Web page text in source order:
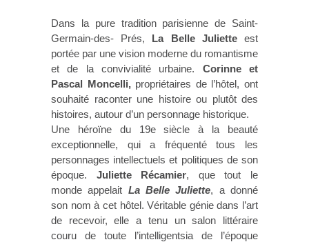
Dans la pure tradition parisienne de Saint-
Germain-des- Prés, La Belle Julietteest
portée par une vision moderne du romantisme
et de la convivialité urbaine. Corinne et
Pascal Moncelli,propriétaires de l’hôtel, ont
souhaité raconter une histoire ou plutôt des
histoires, autour d’un personnage historique.
Une héroïne du 19e siècle à la beauté
exceptionnelle, qui a fréquenté tous les
personnages intellectuels et politiques de son
époque. Juliette Récamier, que tout le
monde appelait La Belle Juliette, a donné
son nom à cet hôtel. Véritable génie dans l’art
de recevoir, elle a tenu un salon littéraire
couru de toute l’intelligentsia de l’époque